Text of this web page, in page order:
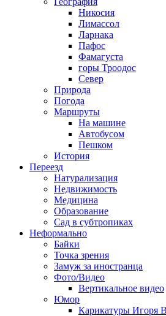
Никосия
Лимассол
Ларнака
Пафос
Фамагуста
горы Троодос
Север
Природа
Погода
Маршруты
На машине
Автобусом
Пешком
История
Переезд
Натурализация
Недвижимость
Медицина
Образование
Сад в субтропиках
Неформально
Байки
Точка зрения
Замуж за иностранца
Фото/Видео
Вертикальное видео
Юмор
Карикатуры Игоря